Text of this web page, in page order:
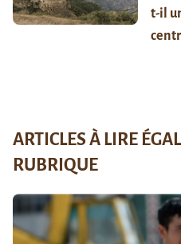
t-il
ARTICLES À LIRE
RUBRIQUE